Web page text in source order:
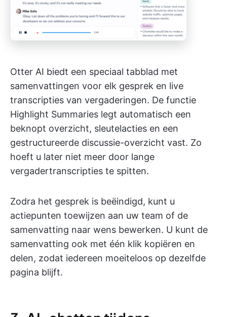
Otter AI biedt een speciaal tabblad met
samenvattingen voor elk gesprek en live
transcripties van vergaderingen. De functie
Highlight Summaries legt automatisch een
beknopt overzicht, sleutelacties en een
gestructureerde discussie-overzicht vast. Zo
hoeft u later niet meer door lange
vergadertranscripties te spitten.
Zodra het gesprek is beëindigd, kunt u
actiepunten toewijzen aan uw team of de
samenvatting naar wens bewerken. U kunt de
samenvatting ook met één klik kopiëren en
delen, zodat iedereen moeiteloos op dezelfde
pagina blijft.